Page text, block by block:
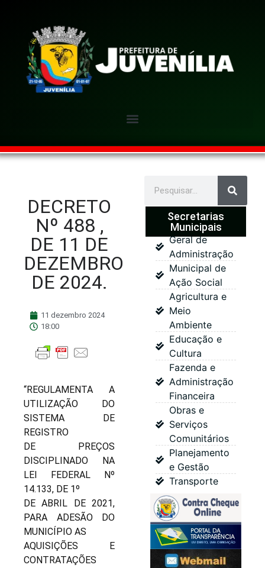
DECRETO
Nº 488 ,
DE 11 DE
DEZEMBRO
DE 2024.
11 dezembro 2024
18:00
“REGULAMENTA A
UTILIZAÇÃO DO
SISTEMA DE
REGISTRO
DE PREÇOS
DISCIPLINADO NA
LEI FEDERAL Nº
14.133, DE 1º
DE ABRIL DE 2021,
PARA ADESÃO DO
MUNICÍPIO AS
AQUISIÇÕES E
CONTRATAÇÕES
Secretarias
Municipais
Geral de
Administração
Municipal de
Ação Social
Agricultura e
Meio
Ambiente
Educação e
Cultura
Fazenda e
Administração
Financeira
Obras e
Serviços
Comunitários
Planejamento
e Gestão
Transporte